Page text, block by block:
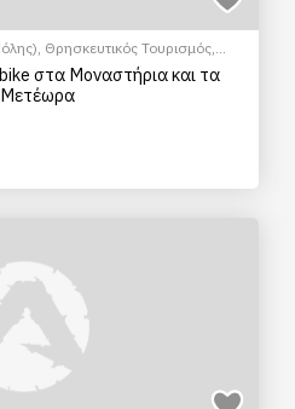
, Θρησκευτικός Τουρισμός,
- Πολιτισμικά
στα Μοναστήρια και τα
Μετέωρα